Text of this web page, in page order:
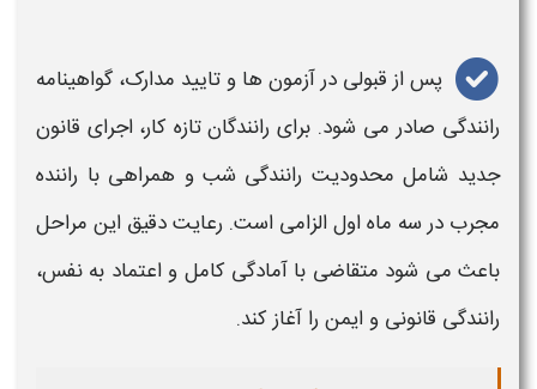
پس از قبولی در آزمون‌ ها و تایید مدارک، گواهینامه
رانندگی صادر می‌ شود. برای رانندگانتازه‌ کار، اجرای قانون
جدید شامل محدودیت رانندگی شب و همراهی با راننده
مجرب در سه ماه اول الزامی است. رعایت دقیق این مراحل
باعث می‌ شود متقاضی با آمادگی کامل و اعتماد به نفس،
رانندگی قانونی و ایمن را آغاز کند.